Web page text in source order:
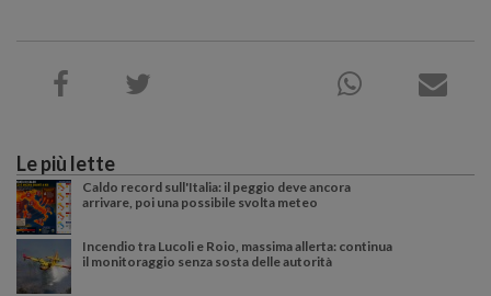
Le più lette
Caldo record sull'Italia: il peggio deve ancora
arrivare, poi una possibile svolta meteo
Incendio tra Lucoli e Roio, massima allerta: continua
il monitoraggio senza sosta delle autorità